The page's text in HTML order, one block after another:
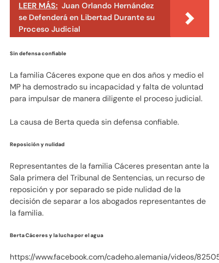
LEER MÁS: Juan Orlando Hernández
se Defenderá en Libertad Durante su
Proceso Judicial
Sin defensa confiable
La familia Cáceres expone que en dos años y medio el
MP ha demostrado su incapacidad y falta de voluntad
para impulsar de manera diligente el proceso judicial.
La causa de Berta queda sin defensa confiable.
Reposición y nulidad
Representantes de la familia Cáceres presentan ante la
Sala primera del Tribunal de Sentencias, un recurso de
reposición y por separado se pide nulidad de la
decisión de separar a los abogados representantes de
la familia.
Berta Cáceres y la lucha por el agua
https://www.facebook.com/cadeho.alemania/videos/